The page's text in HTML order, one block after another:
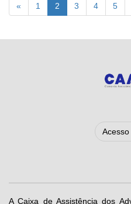
« 1 2 (current)
3 4 5
A Caixa de Assistência dos